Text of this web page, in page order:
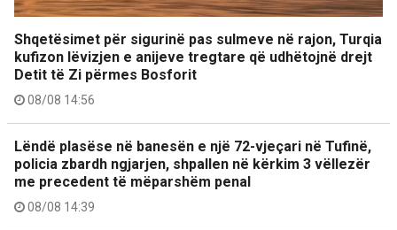
Shqetësimet për sigurinë pas sulmeve në rajon, Turqia
kufizon lëvizjen e anijeve tregtare që udhëtojnë drejt
Detit të Zi përmes Bosforit
08/08 14:56
Lëndë plasëse në banesën e një 72-vjeçari në Tufinë,
policia zbardh ngjarjen, shpallen në kërkim 3 vëllezër
me precedent të mëparshëm penal
08/08 14:39